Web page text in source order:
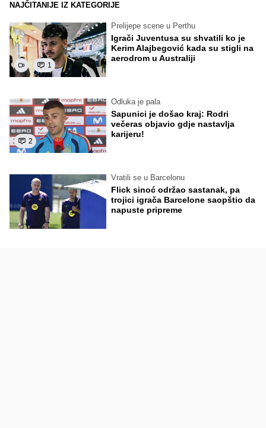
NAJČITANIJE IZ KATEGORIJE
1
Prelijepe scene u Perthu
Igrači Juventusa su shvatili ko je
Kerim Alajbegović kada su stigli na
aerodrom u Australiji
2
Odluka je pala
Sapunici je došao kraj: Rodri
večeras objavio gdje nastavlja
karijeru!
Vratili se u Barcelonu
Flick sinoć održao sastanak, pa
trojici igrača Barcelone saopštio da
napuste pripreme